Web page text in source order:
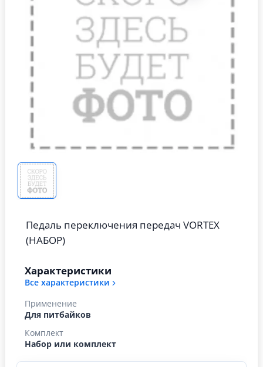
Педаль переключения передач VORTEX
(НАБОР)
Характеристики
Все характеристики
Применение
Для питбайков
Комплект
Набор или комплект